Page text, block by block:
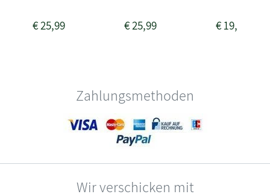
€25,99 €25,99 €19,99
Zahlungsmethoden
Wir verschicken mit